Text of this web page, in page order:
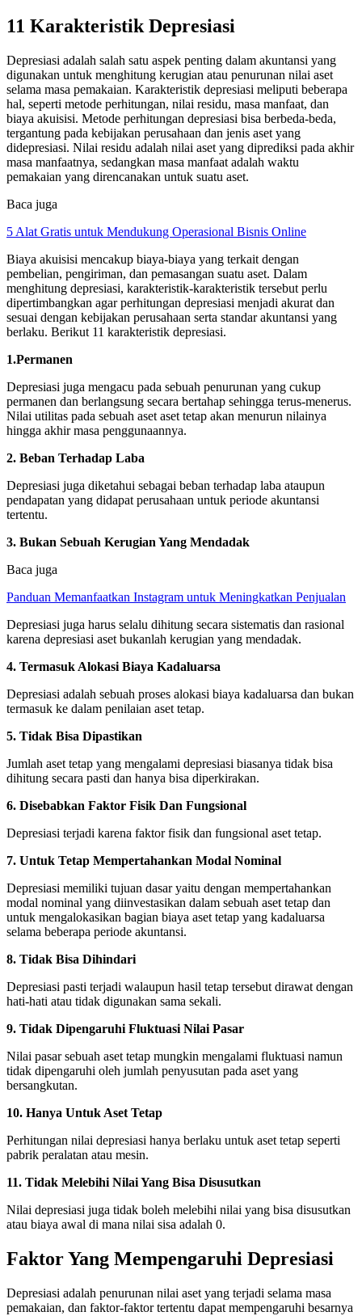
11 Karakteristik Depresiasi
Depresiasi adalah salah satu aspek penting dalam akuntansi yang
digunakan untuk menghitung kerugian atau penurunan nilai aset
selama masa pemakaian. Karakteristik depresiasi meliputi beberapa
hal, seperti metode perhitungan, nilai residu, masa manfaat, dan
biaya akuisisi. Metode perhitungan depresiasi bisa berbeda-beda,
tergantung pada kebijakan perusahaan dan jenis aset yang
didepresiasi. Nilai residu adalah nilai aset yang diprediksi pada akhir
masa manfaatnya, sedangkan masa manfaat adalah waktu
pemakaian yang direncanakan untuk suatu aset.
Baca juga
5 Alat Gratis untuk Mendukung Operasional Bisnis Online
Biaya akuisisi mencakup biaya-biaya yang terkait dengan
pembelian, pengiriman, dan pemasangan suatu aset. Dalam
menghitung depresiasi, karakteristik-karakteristik tersebut perlu
dipertimbangkan agar perhitungan depresiasi menjadi akurat dan
sesuai dengan kebijakan perusahaan serta standar akuntansi yang
berlaku. Berikut 11 karakteristik depresiasi.
1.Permanen
Depresiasi juga mengacu pada sebuah penurunan yang cukup
permanen dan berlangsung secara bertahap sehingga terus-menerus.
Nilai utilitas pada sebuah aset aset tetap akan menurun nilainya
hingga akhir masa penggunaannya.
2. Beban Terhadap Laba
Depresiasi juga diketahui sebagai beban terhadap laba ataupun
pendapatan yang didapat perusahaan untuk periode akuntansi
tertentu.
3. Bukan Sebuah Kerugian Yang Mendadak
Baca juga
Panduan Memanfaatkan Instagram untuk Meningkatkan Penjualan
Depresiasi juga harus selalu dihitung secara sistematis dan rasional
karena depresiasi aset bukanlah kerugian yang mendadak.
4. Termasuk Alokasi Biaya Kadaluarsa
Depresiasi adalah sebuah proses alokasi biaya kadaluarsa dan bukan
termasuk ke dalam penilaian aset tetap.
5. Tidak Bisa Dipastikan
Jumlah aset tetap yang mengalami depresiasi biasanya tidak bisa
dihitung secara pasti dan hanya bisa diperkirakan.
6. Disebabkan Faktor Fisik Dan Fungsional
Depresiasi terjadi karena faktor fisik dan fungsional aset tetap.
7. Untuk Tetap Mempertahankan Modal Nominal
Depresiasi memiliki tujuan dasar yaitu dengan mempertahankan
modal nominal yang diinvestasikan dalam sebuah aset tetap dan
untuk mengalokasikan bagian biaya aset tetap yang kadaluarsa
selama beberapa periode akuntansi.
8. Tidak Bisa Dihindari
Depresiasi pasti terjadi walaupun hasil tetap tersebut dirawat dengan
hati-hati atau tidak digunakan sama sekali.
9. Tidak Dipengaruhi Fluktuasi Nilai Pasar
Nilai pasar sebuah aset tetap mungkin mengalami fluktuasi namun
tidak dipengaruhi oleh jumlah penyusutan pada aset yang
bersangkutan.
10. Hanya Untuk Aset Tetap
Perhitungan nilai depresiasi hanya berlaku untuk aset tetap seperti
pabrik peralatan atau mesin.
11. Tidak Melebihi Nilai Yang Bisa Disusutkan
Nilai depresiasi juga tidak boleh melebihi nilai yang bisa disusutkan
atau biaya awal di mana nilai sisa adalah 0.
Faktor Yang Mempengaruhi Depresiasi
Depresiasi adalah penurunan nilai aset yang terjadi selama masa
pemakaian, dan faktor-faktor tertentu dapat mempengaruhi besarnya